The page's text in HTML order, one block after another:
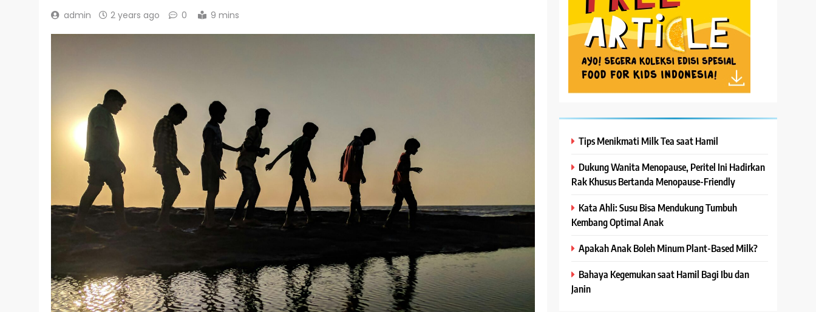
admin 2 years ago 0 9 mins
Tips Menikmati Milk Tea saat Hamil
Dukung Wanita Menopause, Peritel Ini Hadirkan
Rak Khusus Bertanda Menopause-Friendly
Kata Ahli: Susu Bisa Mendukung Tumbuh
Kembang Optimal Anak
Apakah Anak Boleh Minum Plant-Based Milk?
Bahaya Kegemukan saat Hamil Bagi Ibu dan
Janin